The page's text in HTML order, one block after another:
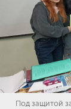
Под защитой